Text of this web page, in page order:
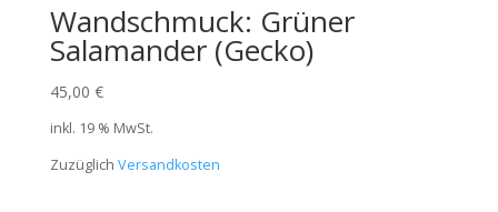
Wandschmuck: Grüner
Salamander (Gecko)
45,00 €
inkl. 19 % MwSt.
Zuzüglich Versandkosten